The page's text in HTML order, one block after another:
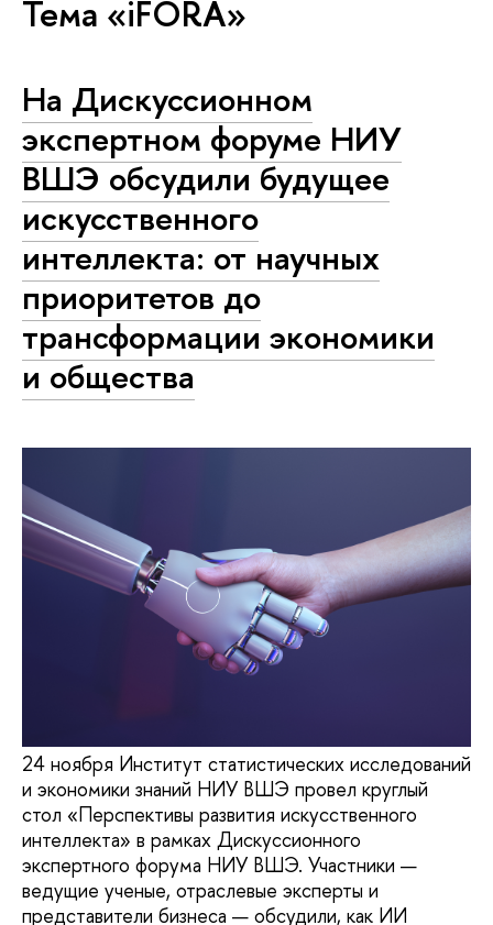
Тема «iFORA»
На Дискуссионном
экспертном форуме НИУ
ВШЭ обсудили будущее
искусственного
интеллекта: от научных
приоритетов до
трансформации экономики
и общества
24 ноября Институт статистических исследований
и экономики знаний НИУ ВШЭ провел круглый
стол «Перспективы развития искусственного
интеллекта» в рамках Дискуссионного
экспертного форума НИУ ВШЭ. Участники —
ведущие ученые, отраслевые эксперты и
представители бизнеса — обсудили, как ИИ